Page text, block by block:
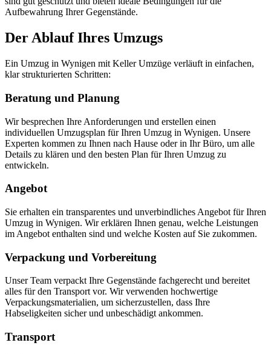
Aufbewahrung Ihrer Gegenstände.
Der Ablauf Ihres Umzugs
Ein Umzug in Wynigen mit Keller Umzüge verläuft in einfachen,
klar strukturierten Schritten:
Beratung und Planung
Wir besprechen Ihre Anforderungen und erstellen einen
individuellen Umzugsplan für Ihren Umzug in Wynigen. Unsere
Experten kommen zu Ihnen nach Hause oder in Ihr Büro, um alle
Details zu klären und den besten Plan für Ihren Umzug zu
entwickeln.
Angebot
Sie erhalten ein transparentes und unverbindliches Angebot für Ihren
Umzug in Wynigen. Wir erklären Ihnen genau, welche Leistungen
im Angebot enthalten sind und welche Kosten auf Sie zukommen.
Verpackung und Vorbereitung
Unser Team verpackt Ihre Gegenstände fachgerecht und bereitet
alles für den Transport vor. Wir verwenden hochwertige
Verpackungsmaterialien, um sicherzustellen, dass Ihre
Habseligkeiten sicher und unbeschädigt ankommen.
Transport